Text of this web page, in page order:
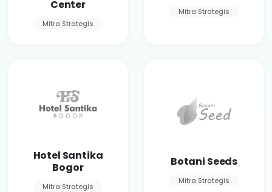
Center
Mitra Strategis
Mitra Strategis
Hotel Santika
Bogor
Mitra Strategis
Botani Seeds
Mitra Strategis